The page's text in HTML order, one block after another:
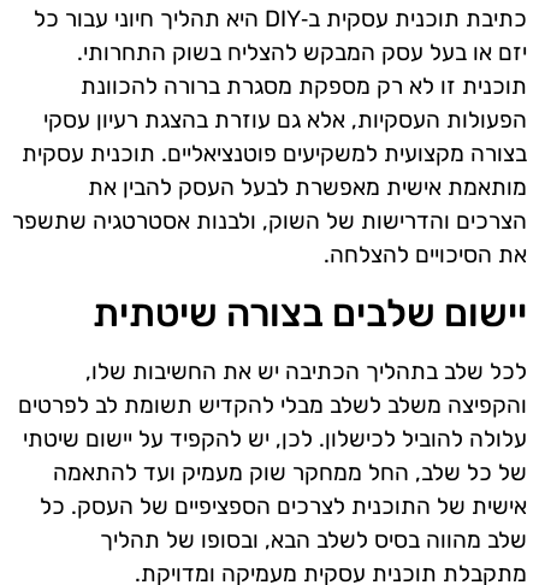
כתיבת תוכנית עסקית ב‑DIY היא תהליך חיוני עבור כל
יזם או בעל עסק המבקש להצליח בשוק התחרותי.
תוכנית זו לא רק מספקת מסגרת ברורה להכוונת
הפעולות העסקיות, אלא גם עוזרת בהצגת רעיון עסקי
בצורה מקצועית למשקיעים פוטנציאליים. תוכנית עסקית
מותאמת אישית מאפשרת לבעל העסק להבין את
הצרכים והדרישות של השוק, ולבנות אסטרטגיה שתשפר
את הסיכויים להצלחה.
יישום שלבים בצורה שיטתית
לכל שלב בתהליך הכתיבה יש את החשיבות שלו,
והקפיצה משלב לשלב מבלי להקדיש תשומת לב לפרטים
עלולה להוביל לכישלון. לכן, יש להקפיד על יישום שיטתי
של כל שלב, החל ממחקר שוק מעמיק ועד להתאמה
אישית של התוכנית לצרכים הספציפיים של העסק. כל
שלב מהווה בסיס לשלב הבא, ובסופו של תהליך
מתקבלת תוכנית עסקית מעמיקה ומדויקת.